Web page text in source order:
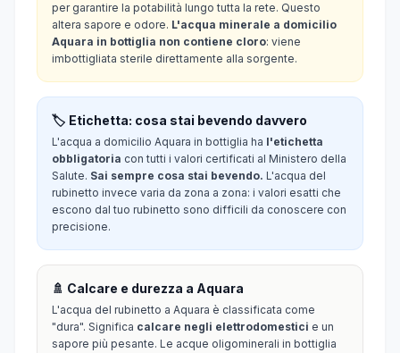
per garantire la potabilità lungo tutta la rete. Questo
altera sapore e odore. L'acqua minerale a domicilio
Aquara in bottiglia non contiene cloro: viene
imbottigliata sterile direttamente alla sorgente.
🏷️ Etichetta: cosa stai bevendo davvero
L'acqua a domicilio Aquara in bottiglia ha l'etichetta
obbligatoria con tutti i valori certificati al Ministero della
Salute. Sai sempre cosa stai bevendo. L'acqua del
rubinetto invece varia da zona a zona: i valori esatti che
escono dal tuo rubinetto sono difficili da conoscere con
precisione.
🚿 Calcare e durezza a Aquara
L'acqua del rubinetto a Aquara è classificata come
"dura". Significa calcare negli elettrodomestici e un
sapore più pesante. Le acque oligominerali in bottiglia